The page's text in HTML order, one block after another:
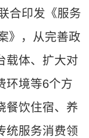
合印发《服务
》，从完善政
载体、扩大对
环境等6个方
餐饮住宿、养
统服务消费领